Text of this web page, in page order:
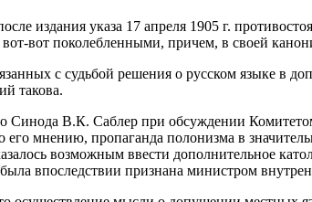
издания указа 17 апреля 1905 г.
вот-вот поколебленными, причем, в своей
с судьбой решения о русском языке в
такова.
Синода В.К. Саблер при обсуждении
его мнению, пропаганда полонизма в
возможным ввести дополнительное
впоследствии признана министром